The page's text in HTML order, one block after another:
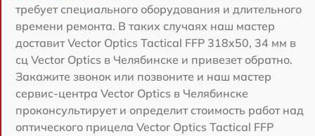
требует специального оборудования и длительного
времени ремонта. В таких случаях наш мастер
доставит Vector Optics Tactical FFP 318x50, 34 мм в
сц Vector Optics в Челябинске и привезет обратно.
Закажите звонок или позвоните и наш мастер
сервис-центра Vector Optics в Челябинске
проконсультирует и определит стоимость работ над
оптического прицела Vector Optics Tactical FFP